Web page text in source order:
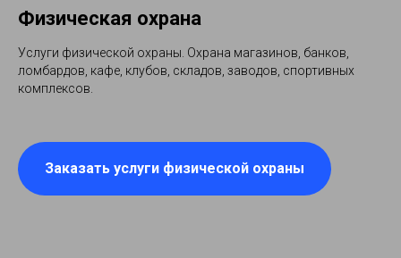
Физическая охрана
Услуги физической охраны. Охрана магазинов, банков,
ломбардов, кафе, клубов, складов, заводов, спортивных
комплексов.
Заказать услуги физической охраны